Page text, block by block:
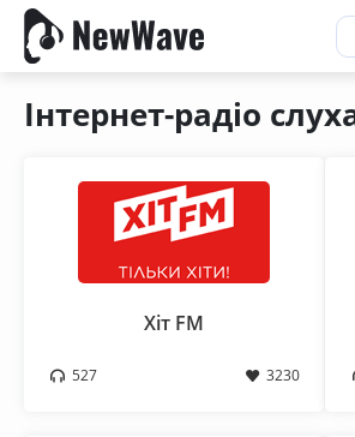
Інтернет-радіо
Хіт FM
527 3230